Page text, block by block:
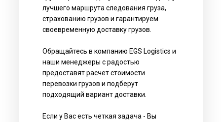
лучшего маршрута следования груза,
страхованию грузов и гарантируем
своевременную доставку грузов.
Обращайтесь в компанию EGS Logistics и
наши менеджеры с радостью
предоставят расчет стоимости
перевозки грузов и подберут
подходящий вариант доставки.
Если у Вас есть четкая задача - Вы